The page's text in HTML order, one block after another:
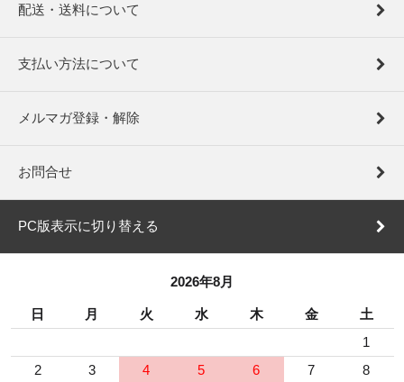
配送・送料について
支払い方法について
メルマガ登録・解除
お問合せ
PC版表示に切り替える
2026年8月
日 月 火 水 木 金
土
1
2
3 4 5 6 7
8